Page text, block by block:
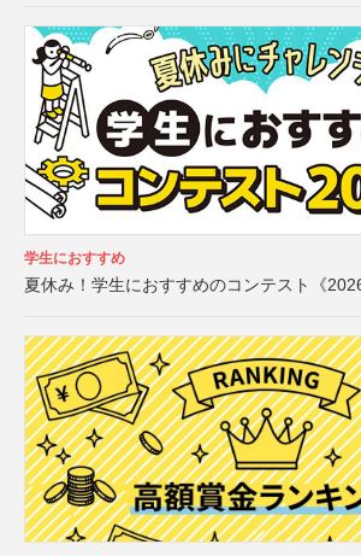
学生におすすめ
夏休み！学生におすすめのコンテスト《